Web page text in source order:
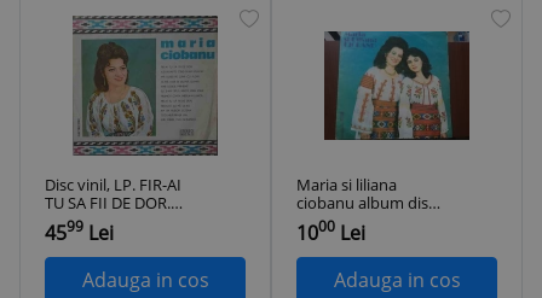
Disc vinil, LP. FIR-AI
TU SA FII DE DOR.
AZI NOAPTE CAND
M-AM CULCAT,
ETC.-MARIA
CIOBANU-314588
4599 Lei
Adauga in cos
Maria si liliana
ciobanu album disc
vinyl lp muzica
populara folclor
electrecord EPE
02029 VG+
1000 Lei
Adauga in cos